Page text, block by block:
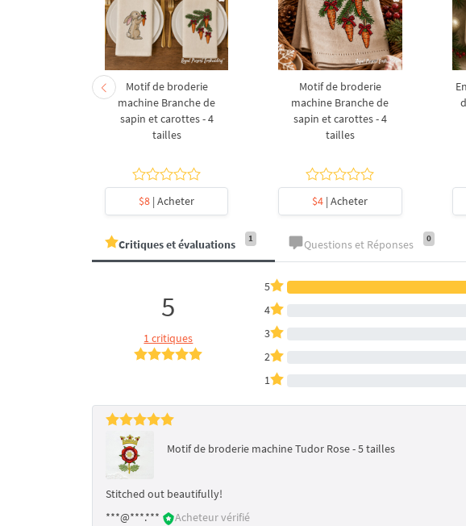
Motif de broderie
machine Branche de
sapin et carottes - 4
tailles
$8 | Acheter
Motif de broderie
machine Branche de
sapin et carottes - 4
tailles
$4 | Acheter
Critiques et évaluations 1 Questions et Réponses 0
5
1 critiques
5
4
3
2
1
Motif de broderie machine Tudor Rose - 5 tailles
Stitched out beautifully!
***@***.***
Acheteur vérifié